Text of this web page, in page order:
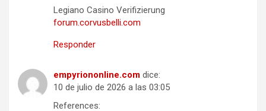
Legiano Casino Verifizierung
forum.corvusbelli.com
Responder
empyriononline.com dice:
10 de julio de 2026 a las 03:05
References: